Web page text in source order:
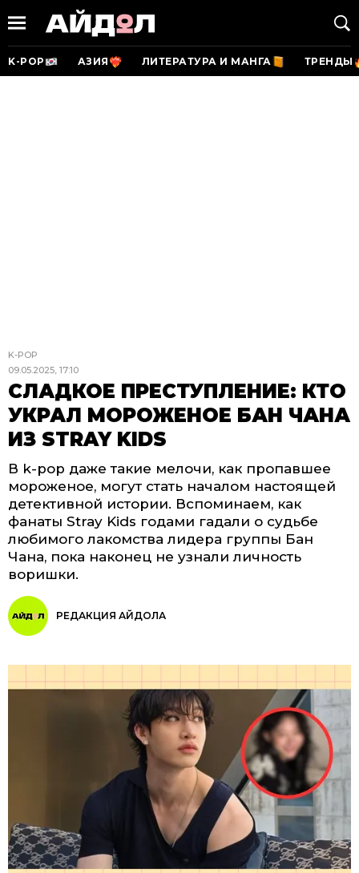
K-POP АЗИЯ ЛИТЕРАТУРА И МАНГА ТРЕНДЫ
K-POP
09.05.2025, 17:10
СЛАДКОЕ ПРЕСТУПЛЕНИЕ: КТО
УКРАЛ МОРОЖЕНОЕ БАН ЧАНА
ИЗ STRAY KIDS
В k-pop даже такие мелочи, как пропавшее
мороженое, могут стать началом настоящей
детективной истории. Вспоминаем, как
фанаты Stray Kids годами гадали о судьбе
любимого лакомства лидера группы Бан
Чана, пока наконец не узнали личность
воришки.
РЕДАКЦИЯ АЙДОЛА